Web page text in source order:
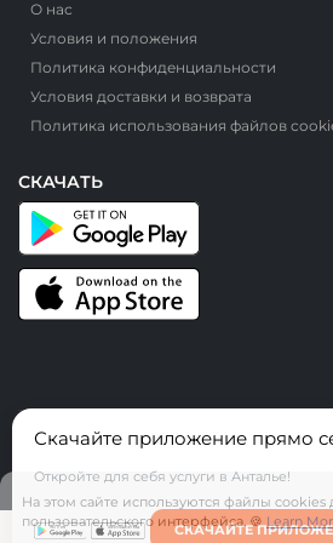
О нас
Условия и положения
Политика конфиденциальности
Условия доставки и возврата
Политика использования файлов
СКАЧАТЬ
© HerAntalya. 2026. Все права
Скачайте приложение прямо
Откройте для себя услуги в Анталье!
СКАЧАЙТЕ
На этом сайте используются файлы
пользовательского интерфейса. 🍪Learn